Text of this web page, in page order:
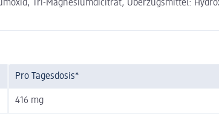
Tri-Magnesiumdicitrat, Überzugsmittel:
Pro Tagesdosis*
416 mg